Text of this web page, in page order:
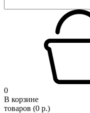
0
В корзине
товаров (0 р.)